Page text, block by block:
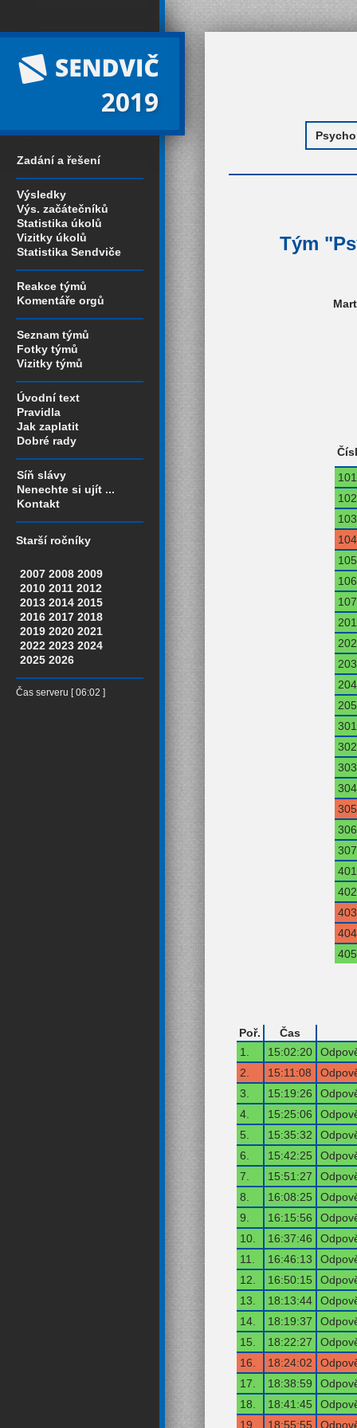
2019
Zadání a řešení
Výsledky
Výs. začátečníků
Statistika úkolů
Vizitky úkolů
Statistika Sendviče
Reakce týmů
Komentáře orgů
Seznam týmů
Fotky týmů
Vizitky týmů
Úvodní text
Pravidla
Jak zaplatit
Dobré rady
Síň slávy
Nenechte si ujít ...
Kontakt
Starší ročníky
2007 2008 2009
2010 2011 2012
2013 2014 2015
2016 2017 2018
2019 2020 2021
2022 2023 2024
2025 2026
Čas serveru [ 06:02 ]
Tým
101
102
103
104
105
106
107
201
202
203
204
205
301
302
303
304
305
306
307
401
402
403
404
405
Poř.
Čas
1.
15:02:20
2.
15:11:08
3.
15:19:26
4.
15:25:06
5.
15:35:32
6.
15:42:25
7.
15:51:27
8.
16:08:25
9.
16:15:56
10.
16:37:46
11.
16:46:13
12.
16:50:15
13.
18:13:44
14.
18:19:37
15.
18:22:27
16.
18:24:02
17.
18:38:59
18.
18:41:45
19.
18:55:55